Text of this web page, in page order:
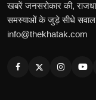
खबरें जनसरोकार की,
समस्याओं के जुड़े सीधे
info@thekhatak.com